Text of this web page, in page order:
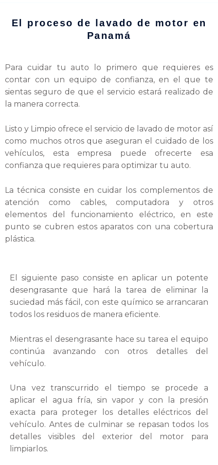
El proceso de lavado de motor en
Panamá
Para cuidar tu auto lo primero que requieres es
contar con un equipo de confianza, en el que te
sientas seguro de que el servicio estará realizado de
la manera correcta.
Listo y Limpio ofrece el servicio de lavado de motor así
como muchos otros que aseguran el cuidado de los
vehículos, esta empresa puede ofrecerte esa
confianza que requieres para optimizar tu auto.
La técnica consiste en cuidar los complementos de
atención como cables, computadora y otros
elementos del funcionamiento eléctrico, en este
punto se cubren estos aparatos con una cobertura
plástica.
El siguiente paso consiste en aplicar un potente
desengrasante que hará la tarea de eliminar la
suciedad más fácil, con este químico se arrancaran
todos los residuos de manera eficiente.
Mientras el desengrasante hace su tarea el equipo
continúa avanzando con otros detalles del
vehículo.
Una vez transcurrido el tiempo se procede a
aplicar el agua fría, sin vapor y con la presión
exacta para proteger los detalles eléctricos del
vehículo. Antes de culminar se repasan todos los
detalles visibles del exterior del motor para
limpiarlos.